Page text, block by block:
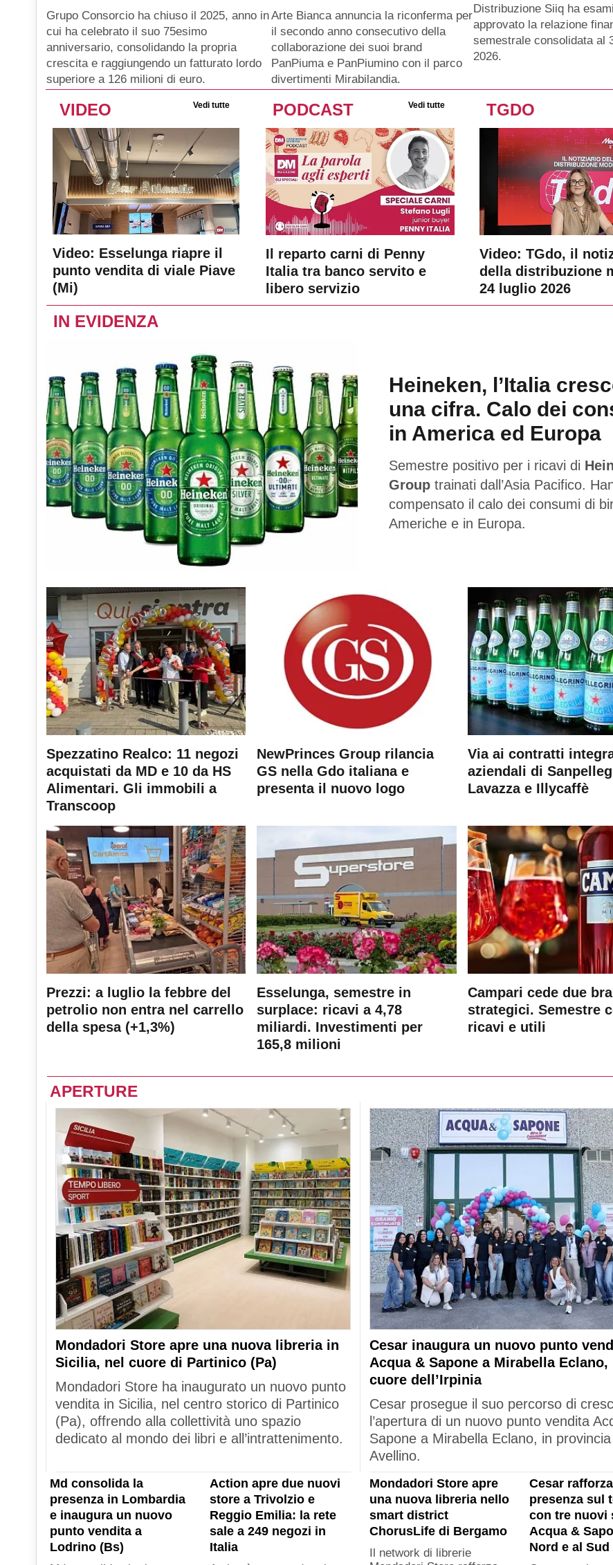
Grupo Consorcio ha chiuso il 2025, anno in
cui ha celebrato il suo 75esimo
anniversario, consolidando la propria
crescita e raggiungendo un fatturato lordo
superiore a 126 milioni di euro.
Arte Bianca annuncia la riconferma per
il secondo anno consecutivo della
collaborazione dei suoi brand
PanPiuma e PanPiumino con il parco
divertimenti Mirabilandia.
Distribuzione Siiq ha
approvato la relazione
semestrale consolidata al
2026.
VIDEO Vedi tutte
Video: Esselunga riapre il
punto vendita di viale Piave
(Mi)
PODCAST Vedi tutte
Il reparto carni di Penny
Italia tra banco servito e
libero servizio
TGDO
Video: TGdo, il
della distribuzione
24 luglio 2026
IN EVIDENZA
Heineken, l’Italia
una cifra. Calo dei
in America ed Europa
Semestre positivo per i ricavi di
Group trainati dall’Asia Pacifico.
compensato il calo dei consumi di
Americhe e in Europa.
Spezzatino Realco: 11 negozi
acquistati da MD e 10 da HS
Alimentari. Gli immobili a
Transcoop
NewPrinces Group rilancia
GS nella Gdo italiana e
presenta il nuovo logo
Via ai contratti
aziendali di
Lavazza e Illycaffè
Prezzi: a luglio la febbre del
petrolio non entra nel carrello
della spesa (+1,3%)
Esselunga, semestre in
surplace: ricavi a 4,78
miliardi. Investimenti per
165,8 milioni
Campari cede due
strategici. Semestre
ricavi e utili
APERTURE
Mondadori Store apre una nuova libreria in
Sicilia, nel cuore di Partinico (Pa)
Mondadori Store ha inaugurato un nuovo punto
vendita in Sicilia, nel centro storico di Partinico
(Pa), offrendo alla collettività uno spazio
dedicato al mondo dei libri e all’intrattenimento.
Cesar inaugura un nuovo punto
Acqua & Sapone a Mirabella Eclano,
cuore dell’Irpinia
Cesar prosegue il suo percorso di
l’apertura di un nuovo punto vendita
Sapone a Mirabella Eclano, in
Avellino.
Md consolida la
presenza in Lombardia
e inaugura un nuovo
punto vendita a
Lodrino (Bs)
Action apre due nuovi
store a Trivolzio e
Reggio Emilia: la rete
sale a 249 negozi in
Italia
Mondadori Store apre
una nuova libreria nello
smart district
ChorusLife di Bergamo
Il network di librerie
Cesar
presenza sul
con tre nuovi
Acqua &
Nord e al Sud